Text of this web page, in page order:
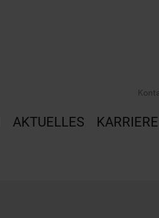
AKTUELLES KARRIERE